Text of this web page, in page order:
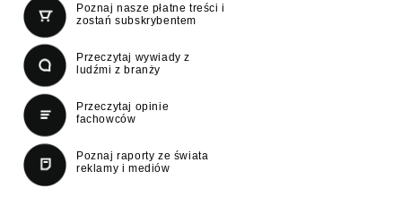
Poznaj nasze płatne treści i
zostań subskrybentem
Przeczytaj wywiady z
ludźmi z branży
Przeczytaj opinie
fachowców
Poznaj raporty ze świata
reklamy i mediów